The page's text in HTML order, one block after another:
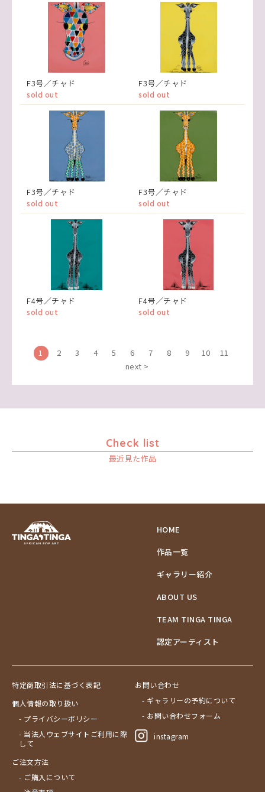
F3号／チャド
sold out
F3号／チャド
sold out
F3号／チャド
sold out
F3号／チャド
sold out
F4号／チャド
sold out
F4号／チャド
sold out
1 2 3 4 5 6 7 8 9 10
11
next >
Check list
最近見た作品
HOME
作品一覧
ギャラリー紹介
ABOUT US
TEAM TINGA TINGA
認定アーティスト
特定商取引法に基づく表記
個人情報の取り扱い
- プライバシーポリシー
- 当法人ウェブサイトご利用に際
して
ご注文方法
- ご購入について
お問い合わせ
- ギャラリーの予約について
- お問い合わせフォーム
instagram